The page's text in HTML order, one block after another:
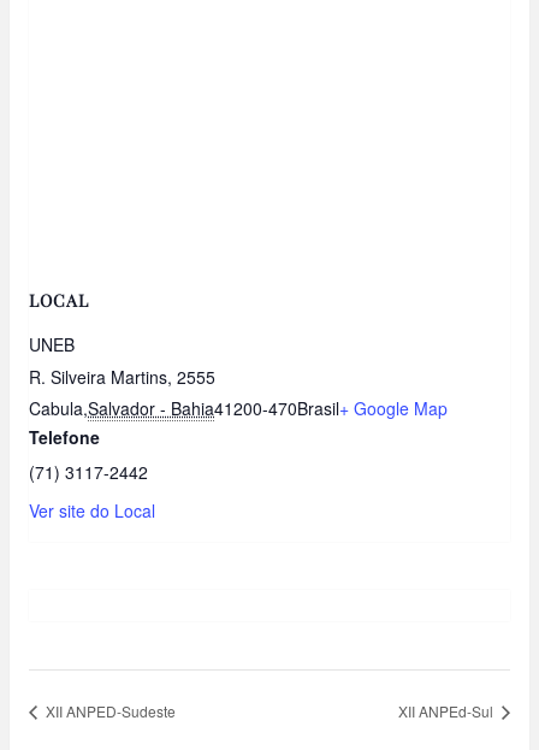
LOCAL
UNEB
R. Silveira Martins, 2555
Cabula,Salvador - Bahia41200-470Brasil+ Google Map
Telefone
(71) 3117-2442
Ver site do Local
XII ANPED-Sudeste XII ANPEd-Sul